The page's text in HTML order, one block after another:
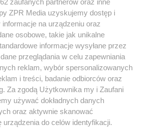
w serwisie nie może być powielany i
dalej rozpowszechniany w jakikolwiek sposób (w
lub mechaniczny) na jakimkolwiek polu
formie, włącznie z umieszczaniem w
zgody właściciela praw. Jakiekolwiek użycie lub
w całości lub w części z naruszeniem prawa,
jest zabronione pod groźbą kary i może być
zaufanych partnerów oraz inne
ZPR Media uzyskujemy dostęp i
na urządzeniu oraz
osobowe, takie jak unikalne
informacje wysyłane przez
przeglądania w celu zapewniania
reklam, wybór spersonalizowanych
i treści, badanie odbiorców oraz
Za zgodą Użytkownika my i Zaufani
używać dokładnych danych
oraz aktywnie skanować
do celów identyfikacji.